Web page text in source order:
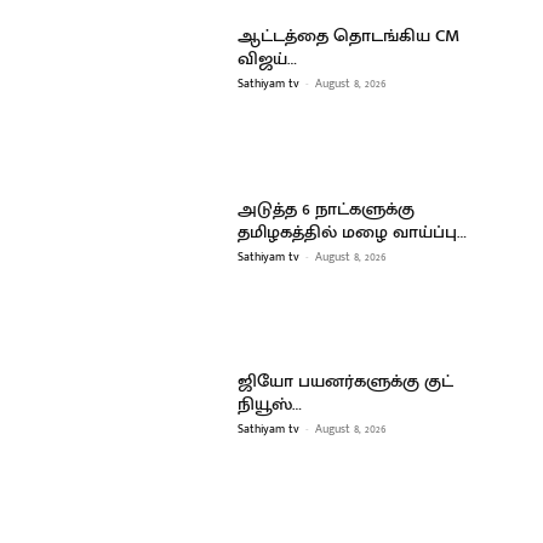
ஆட்டத்தை தொடங்கிய CM
விஜய்…
Sathiyam tv - August 8, 2026
அடுத்த 6 நாட்களுக்கு
தமிழகத்தில் மழை வாய்ப்பு…
Sathiyam tv - August 8, 2026
ஜியோ பயனர்களுக்கு குட்
நியூஸ்…
Sathiyam tv - August 8, 2026